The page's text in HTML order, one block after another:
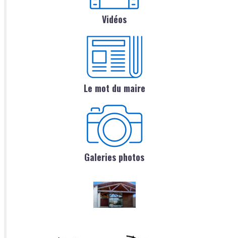
Vidéos
Le mot du maire
Galeries photos